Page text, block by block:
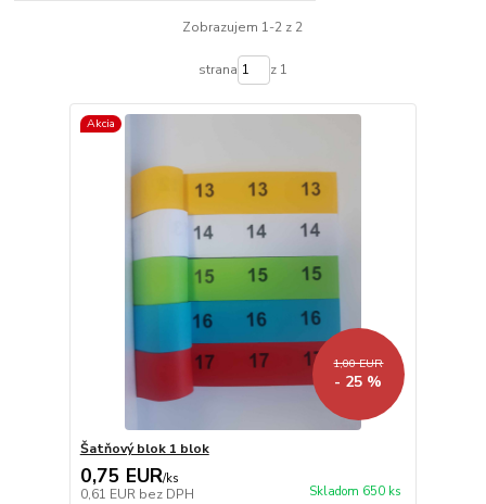
Zobrazujem 1-2 z 2
strana z 1
Akcia
1,00 EUR
- 25 %
Šatňový blok 1 blok
0,75 EUR/ks
0,61 EUR bez DPH Skladom 650 ks